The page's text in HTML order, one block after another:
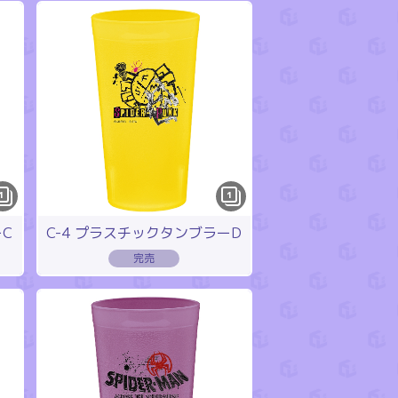
1
C-4 プラスチックタンブラーD